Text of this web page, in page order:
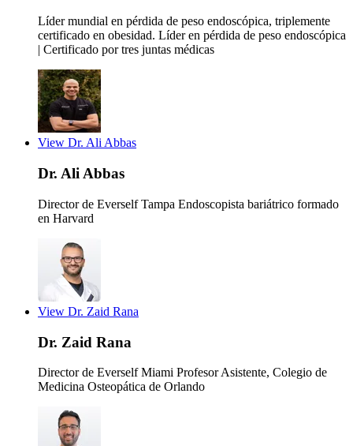
Líder mundial en pérdida de peso endoscópica, triplemente
certificado en obesidad. Líder en pérdida de peso endoscópica
| Certificado por tres juntas médicas
View Dr. Ali Abbas
Dr. Ali Abbas
Director de Everself Tampa Endoscopista bariátrico formado
en Harvard
View Dr. Zaid Rana
Dr. Zaid Rana
Director de Everself Miami Profesor Asistente, Colegio de
Medicina Osteopática de Orlando